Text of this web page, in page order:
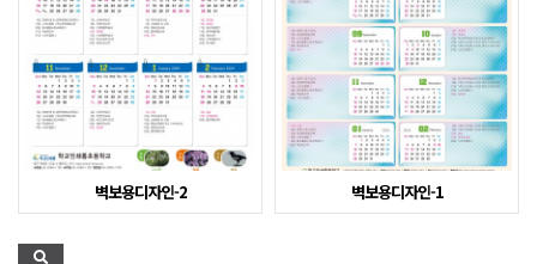
벽보용디자인-2 벽보용디자인-1